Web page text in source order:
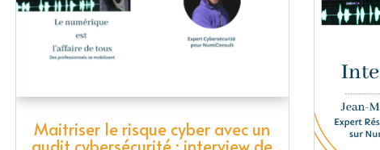
Maitriser le risque cyber avec un